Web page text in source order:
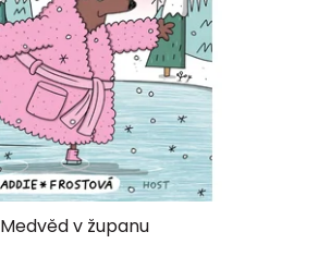
Medvěd v županu